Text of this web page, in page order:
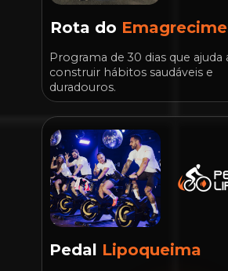
Rota do
Programa de 30 dias que ajuda
construir hábitos saudáveis e
duradouros.
Pedal Lipoqueima